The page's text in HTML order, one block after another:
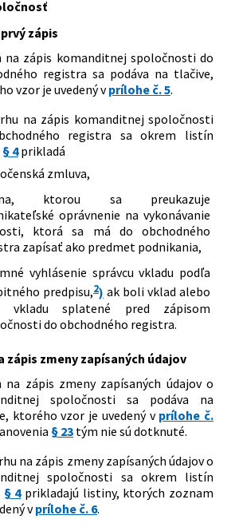
podávanie návrhov na zápis do
obchodného registra a zoznam listín,
ktoré je potrebné k návrhu na zápis
priložiť v znení neskorších predpisov
Vyhláška Ministerstva spravodlivosti
Slovenskej republiky, ktorou sa mení a
dopĺňa vyhláška Ministerstva
spravodlivosti Slovenskej republiky č.
25/2004 Z. z., ktorou sa ustanovujú
vzory tlačív na podávanie návrhov na
zápis do obchodného registra a
zoznam listín, ktoré je potrebné k
návrhu na zápis priložiť v znení
neskorších predpisov
Slovenskej republiky, ktorou sa mení a
dopĺňa vyhláška Ministerstva
spravodlivosti Slovenskej republiky č.
25/2004 Z. z., ktorou sa ustanovujú
zápis do obchodného registra a
návrhu na zápis priložiť v znení
neskorších predpisov
zápis
na zápis komanditnej spoločnosti do
registra sa podáva na tlačive,
vzor je uvedený vprílohe č. 5.
na zápis komanditnej spoločnosti
registra sa okrem listín
§ 4prikladá
zmluva,
ktorou sa preukazuje
oprávnenie na vykonávanie
ktorá sa má do obchodného
zapísať ako predmet podnikania,
vyhlásenie správcu vkladu podľa
predpisu,2) ak boli vklad alebo
vkladu splatené pred zápisom
do obchodného registra.
zápis zmeny zapísaných údajov
na zápis zmeny zapísaných údajov o
spoločnosti sa podáva na
ktorého vzor je uvedený v prílohe č.
§ 23 tým nie sú dotknuté.
na zápis zmeny zapísaných údajov o
spoločnosti sa okrem listín
§ 4prikladajú listiny, ktorých zoznam
vprílohe č. 6.